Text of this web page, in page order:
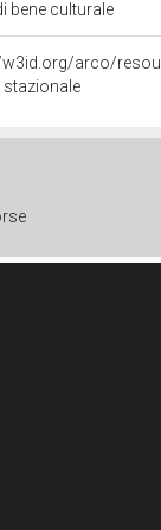
bene culturale
arco/
stazionale